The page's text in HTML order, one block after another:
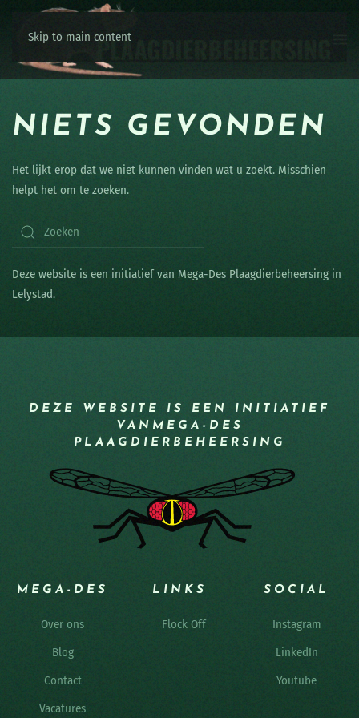
Skip to main content
NIETS GEVONDEN
Het lijkt erop dat we niet kunnen vinden wat u zoekt. Misschien
helpt het om te zoeken.
Deze website is een initiatief van Mega-Des Plaagdierbeheersing in
Lelystad.
DEZE WEBSITE IS EEN INITIATIEF
VAN MEGA-DES
PLAAGDIERBEHEERSING
MEGA-DES
Over ons
Blog
Contact
Vacatures
LINKS
Flock Off
SOCIAL
Instagram
LinkedIn
Youtube